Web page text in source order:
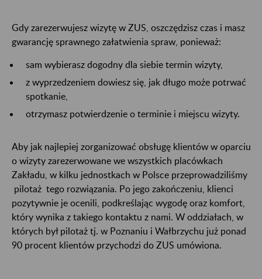
Gdy zarezerwujesz wizytę w ZUS, oszczędzisz czas i masz
gwarancję sprawnego załatwienia spraw, ponieważ:
sam wybierasz dogodny dla siebie termin wizyty,
z wyprzedzeniem dowiesz się, jak długo może potrwać
spotkanie,
otrzymasz potwierdzenie o terminie i miejscu wizyty.
Aby jak najlepiej zorganizować obsługę klientów w oparciu
o wizyty zarezerwowane we wszystkich placówkach
Zakładu, w kilku jednostkach w Polsce przeprowadziliśmy
pilotaż tego rozwiązania. Po jego zakończeniu, klienci
pozytywnie je ocenili, podkreślając wygodę oraz komfort,
który wynika z takiego kontaktu z nami. W oddziałach, w
których był pilotaż tj. w Poznaniu i Wałbrzychu już ponad
90 procent klientów przychodzi do ZUS umówiona.